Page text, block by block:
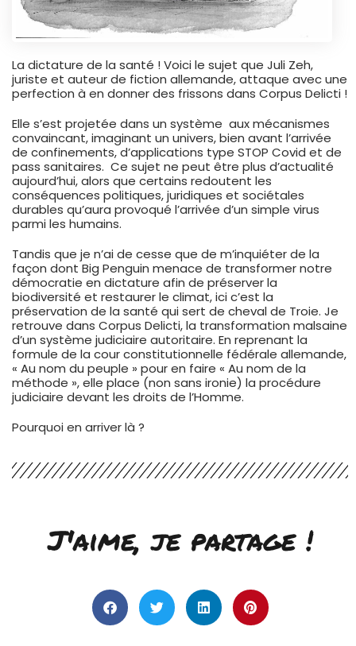
La dictature de la santé ! Voici le sujet que Juli Zeh,
juriste et auteur de fiction allemande, attaque avec une
perfection à en donner des frissons dans Corpus Delicti !
Elle s’est projetée dans un système aux mécanismes
convaincant, imaginant un univers, bien avant l’arrivée
de confinements, d’applications type STOP Covid et de
pass sanitaires. Ce sujet ne peut être plus d’actualité
aujourd’hui, alors que certains redoutent les
conséquences politiques, juridiques et sociétales
durables qu’aura provoqué l’arrivée d’un simple virus
parmi les humains.
Tandis que je n’ai de cesse que de m’inquiéter de la
façon dont Big Penguin menace de transformer notre
démocratie en dictature afin de préserver la
biodiversité et restaurer le climat, ici c’est la
préservation de la santé qui sert de cheval de Troie. Je
retrouve dans Corpus Delicti, la transformation malsaine
d’un système judiciaire autoritaire. En reprenant la
formule de la cour constitutionnelle fédérale allemande,
« Au nom du peuple » pour en faire « Au nom de la
méthode », elle place (non sans ironie) la procédure
judiciaire devant les droits de l’Homme.
Pourquoi en arriver là ?
J'aime, je partage !